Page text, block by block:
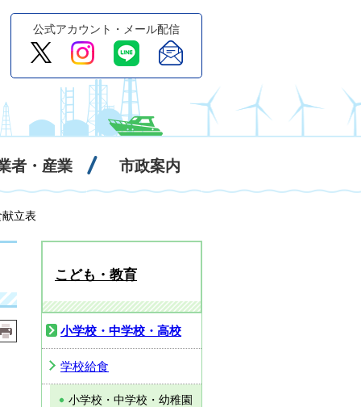
公式アカウント・メール配信
者・産業 市政案内
立表
こども・教育
小学校・中学校・高校
学校給食
小学校・中学校・幼稚園